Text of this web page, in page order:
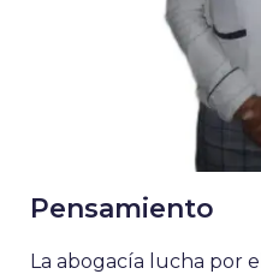
Pensamiento
La abogacía lucha por